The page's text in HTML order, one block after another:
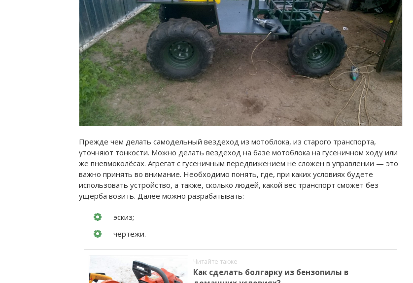
Прежде чем делать самодельный вездеход из мотоблока, из старого транспорта,
уточняют тонкости. Можно делать вездеход на базе мотоблока на гусеничном ходу или
же пневмоколёсах. Агрегат с гусеничным передвижением не сложен в управлении — это
важно принять во внимание. Необходимо понять, где, при каких условиях будете
использовать устройство, а также, сколько людей, какой вес транспорт сможет без
ущерба возить. Далее можно разрабатывать:
эскиз;
чертежи.
Читайте также
Как сделать болгарку из бензопилы в